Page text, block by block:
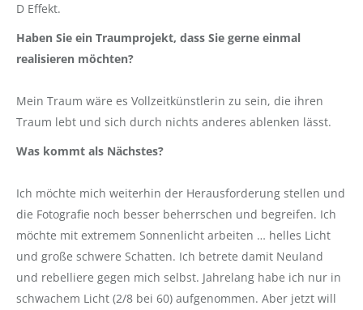
D Effekt.
Haben Sie ein Traumprojekt, dass Sie gerne einmal
realisieren möchten?
Mein Traum wäre es Vollzeitkünstlerin zu sein, die ihren
Traum lebt und sich durch nichts anderes ablenken lässt.
Was kommt als Nächstes?
Ich möchte mich weiterhin der Herausforderung stellen und
die Fotografie noch besser beherrschen und begreifen. Ich
möchte mit extremem Sonnenlicht arbeiten … helles Licht
und große schwere Schatten. Ich betrete damit Neuland
und rebelliere gegen mich selbst. Jahrelang habe ich nur in
schwachem Licht (2/8 bei 60) aufgenommen. Aber jetzt will